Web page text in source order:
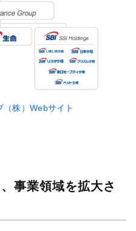
株）Webサイト
事業領域を拡大さ